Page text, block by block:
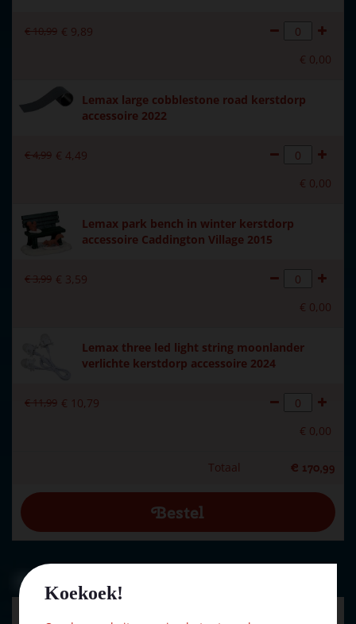
Koekoek!
€10,99 € 9,89
€ 0,00
Lemax large cobblestone road kerstdorp
accessoire 2022
€4,99 € 4,49
€ 0,00
Lemax park bench in winter kerstdorp
accessoire Caddington Village 2015
€3,99 € 3,59
€ 0,00
Lemax three led light string moonlander
verlichte kerstdorp accessoire 2024
€11,99 € 10,79
€ 0,00
Totaal € 170,99